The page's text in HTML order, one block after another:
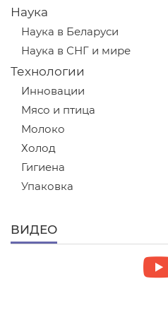
Наука
Наука в Беларуси
Наука в СНГ и мире
Технологии
Инновации
Мясо и птица
Молоко
Холод
Гигиена
Упаковка
ВИДЕО